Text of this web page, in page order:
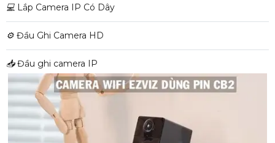
💻 Lắp Camera IP Có Dây
⚙️ Đầu Ghi Camera HD
📥Đầu ghi camera IP